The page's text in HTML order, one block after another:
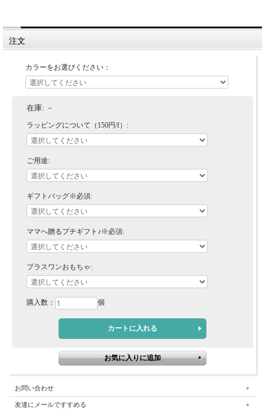
注文
カラーをお選びください：
在庫: －
ラッピングについて（150円/f）:
ご用途:
ギフトバッグ※必須:
ママへ贈るプチギフト♪※必須:
プラスワンおもちゃ:
購入数： 個
お問い合わせ
友達にメールですすめる